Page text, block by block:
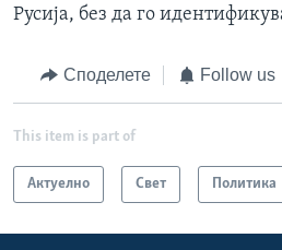
Русија, без да го
Споделете Follow us
This item is part of
Актуелно Свет Политика